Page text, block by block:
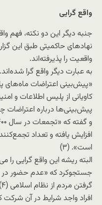
واقع گرایی
جنبه دیگر این دو نکته،
نهادهای حاکمیتی طبق این
واقعیت را پذیرفته‌اند.
به عبارت دیگر واقع گرا
«پیش‌بینی اعتراضات ماه‌های
کاویانی از پلیس اطلاعات و
است». (۳)
البته ریشه این واقع گرایی را
جستجوکرد که «عدم حضور در
افراد واجد شرایط در آن شرکت